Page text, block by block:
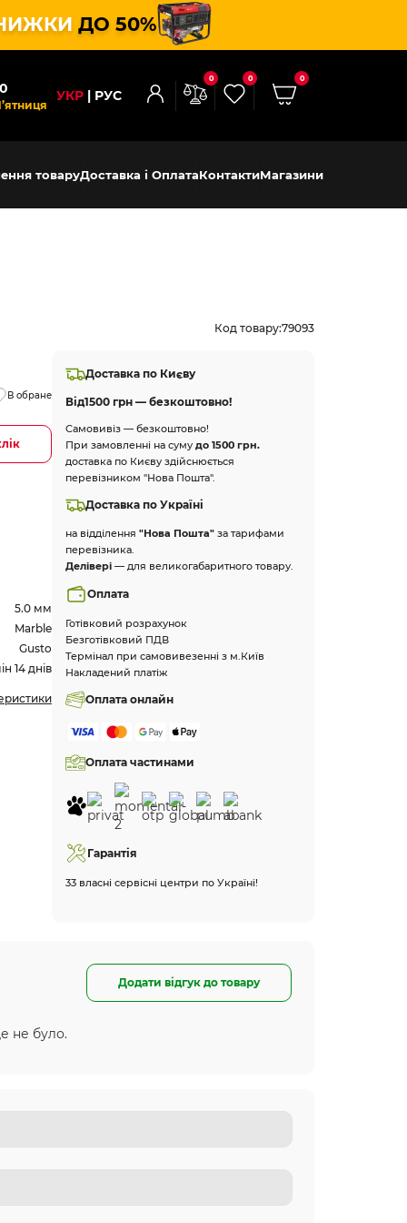
ДО 50%
УКР РУС
0 0 0
товаруДоставка і ОплатаКонтактиМагазини
Код товару:79093
В обране
5.0 мм
Marble
Gusto
14 днів
Доставка по Києву
Від1500 грн — безкоштовно!
Самовивіз — безкоштовно!
При замовленні на суму до 1500 грн.
доставка по Києву здійснюється
перевізником "Нова Пошта".
Доставка по Україні
на відділення "Нова Пошта" за тарифами
перевізника.
Делівері— для великогабаритного товару.
Оплата
Готівковий розрахунок
Безготівковий ПДВ
Термінал при самовивезенні з м.Київ
Накладений платіж
Оплата онлайн
Оплата частинами
Гарантія
33 власні сервісні центри по Україні!
Додати відгук до товару
не було.